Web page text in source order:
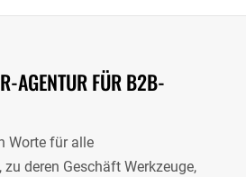
AGENTUR FÜR B2B-
Worte für alle
zu deren Geschäft Werkzeuge,